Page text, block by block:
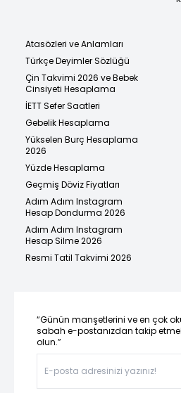
Atasözleri ve Anlamları
Türkçe Deyimler Sözlüğü
Çin Takvimi 2026 ve Bebek
Cinsiyeti Hesaplama
İETT Sefer Saatleri
Gebelik Hesaplama
Yükselen Burç Hesaplama
2026
Yüzde Hesaplama
Geçmiş Döviz Fiyatları
Adım Adım Instagram
Hesap Dondurma 2026
Adım Adım Instagram
Hesap Silme 2026
Resmi Tatil Takvimi 2026
“Günün manşetlerini ve en çok
sabah e-postanızdan takip
olun.”